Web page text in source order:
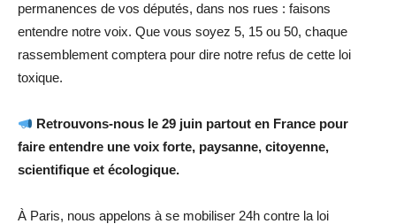
permanences de vos députés, dans nos rues : faisons
entendre notre voix. Que vous soyez 5, 15 ou 50, chaque
rassemblement comptera pour dire notre refus de cette loi
toxique.
Retrouvons-nous le 29 juin partout en France pour
faire entendre une voix forte, paysanne, citoyenne,
scientifique et écologique.
À Paris, nous appelons à se mobiliser 24h contre la loi